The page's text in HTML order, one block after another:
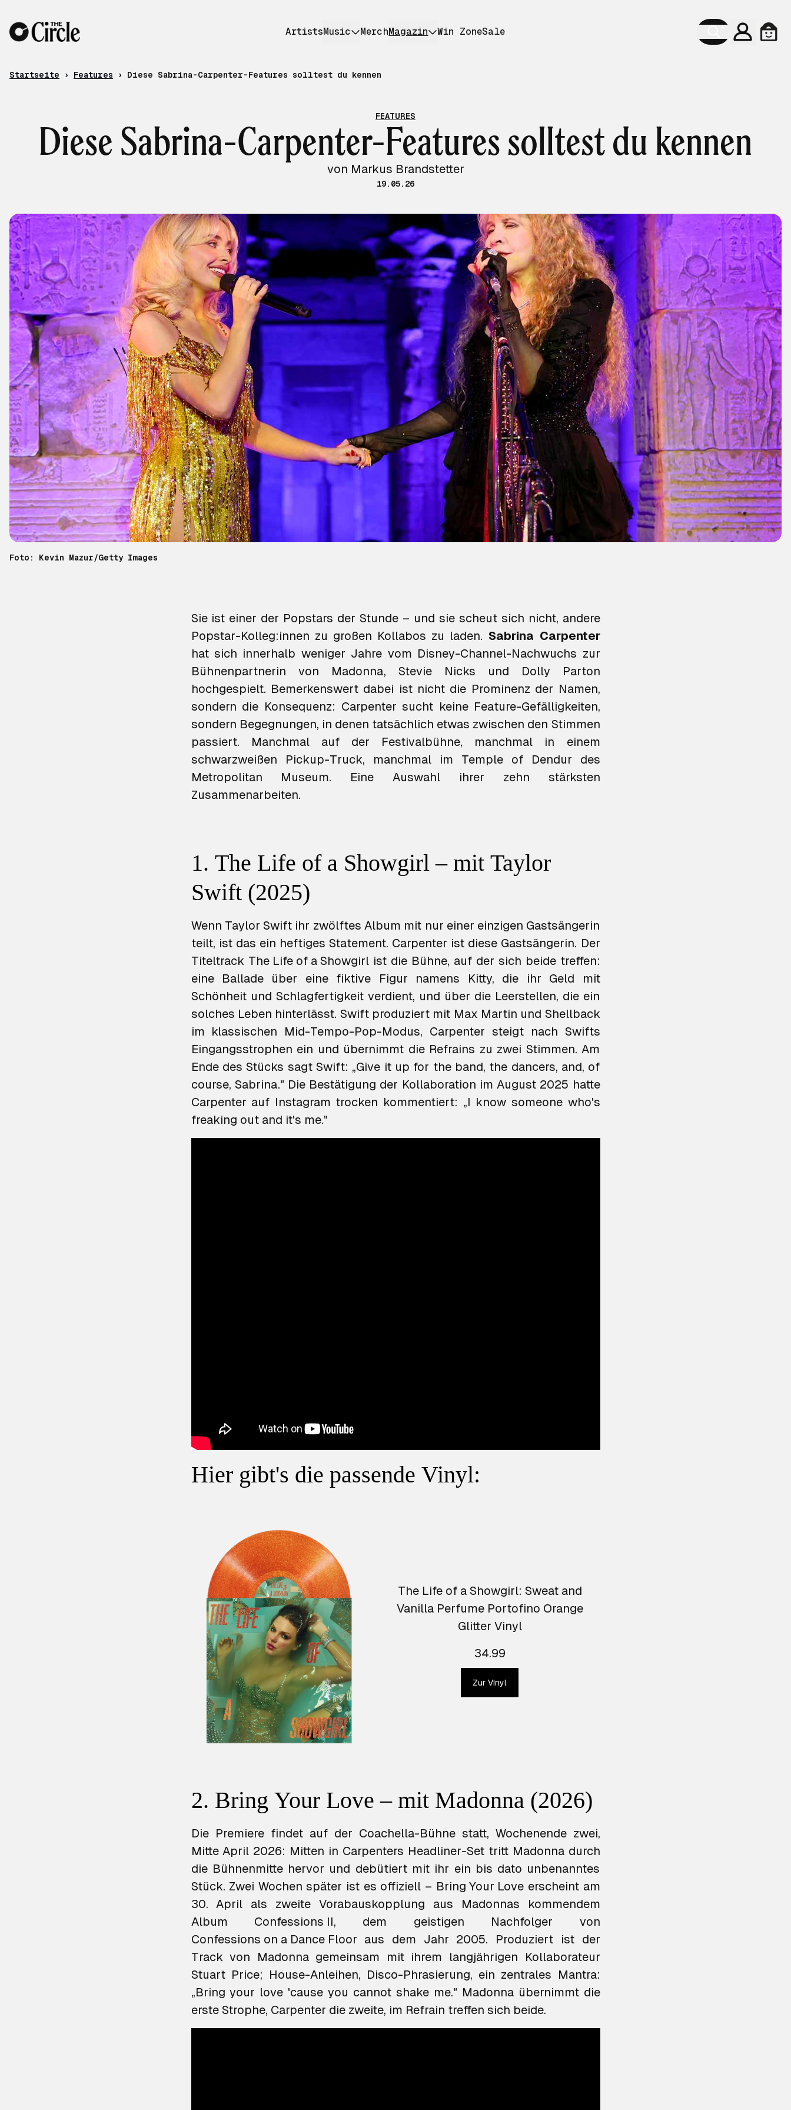
ArtistsMusic MerchMagazin Win ZoneSale
Konto
Startseite › Features › Diese Sabrina-Carpenter-Features solltest du kennen
FEATURES
Diese Sabrina-Carpenter-Features solltest du kennen
von Markus Brandstetter
19.05.26
Foto: Kevin Mazur/Getty Images
Sie ist einer der Popstars der Stunde – und sie scheut sich nicht, andere
Popstar-Kolleg:innen zu großen Kollabos zu laden. Sabrina Carpenter
hat sich innerhalb weniger Jahre vom Disney-Channel-Nachwuchs zur
Bühnenpartnerin von Madonna, Stevie Nicks und Dolly Parton
hochgespielt. Bemerkenswert dabei ist nicht die Prominenz der Namen,
sondern die Konsequenz: Carpenter sucht keine Feature-Gefälligkeiten,
sondern Begegnungen, in denen tatsächlich etwas zwischen den Stimmen
passiert. Manchmal auf der Festivalbühne, manchmal in einem
schwarzweißen Pickup-Truck, manchmal im Temple of Dendur des
Metropolitan Museum. Eine Auswahl ihrer zehn stärksten
Zusammenarbeiten.
1. The Life of a Showgirl – mit Taylor
Swift (2025)
Wenn Taylor Swift ihr zwölftes Album mit nur einer einzigen Gastsängerin
teilt, ist das ein heftiges Statement. Carpenter ist diese Gastsängerin. Der
Titeltrack The Life of a Showgirlist die Bühne, auf der sich beide treffen:
eine Ballade über eine fiktive Figur namens Kitty, die ihr Geld mit
Schönheit und Schlagfertigkeit verdient, und über die Leerstellen, die ein
solches Leben hinterlässt. Swift produziert mit Max Martin und Shellback
im klassischen Mid-Tempo-Pop-Modus, Carpenter steigt nach Swifts
Eingangsstrophen ein und übernimmt die Refrains zu zwei Stimmen. Am
Ende des Stücks sagt Swift: „Give it up for the band, the dancers, and, of
course, Sabrina." Die Bestätigung der Kollaboration im August 2025 hatte
Carpenter auf Instagram trocken kommentiert: „I know someone who's
freaking out and it's me."
Hier gibt's die passende Vinyl:
The Life of a Showgirl: Sweat and
Vanilla Perfume Portofino Orange
Glitter Vinyl
34.99
Zur VInyl
2. Bring Your Love – mit Madonna (2026)
Die Premiere findet auf der Coachella-Bühne statt, Wochenende zwei,
Mitte April 2026: Mitten in Carpenters Headliner-Set tritt Madonna durch
die Bühnenmitte hervor und debütiert mit ihr ein bis dato unbenanntes
Stück. Zwei Wochen später ist es offiziell – Bring Your Loveerscheint am
30. April als zweite Vorabauskopplung aus Madonnas kommendem
Album Confessions II
Confessions on a Dance Floor aus dem Jahr 2005. Produziert ist der
Track von Madonna gemeinsam mit ihrem langjährigen Kollaborateur
Stuart Price; House-Anleihen, Disco-Phrasierung, ein zentrales Mantra:
„Bring your love 'cause you cannot shake me." Madonna übernimmt die
erste Strophe, Carpenter die zweite, im Refrain treffen sich beide.